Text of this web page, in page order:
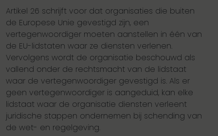
Artikel 26 schrijft voor dat organisaties die buiten
de Europese Unie gevestigd zijn, een
vertegenwoordiger moeten aanstellen in één van
de EU-lidstaten waar ze diensten verlenen.
Vervolgens wordt de organisatie beschouwd als
vallend onder de rechtsmacht van de lidstaat
waar de vertegenwoordiger gevestigd is. Als er
geen vertegenwoordiger is aangeduid, kan elke
lidstaat waar de organisatie diensten verleent
juridische stappen ondernemen bij schending van
de wet- en regelgeving.